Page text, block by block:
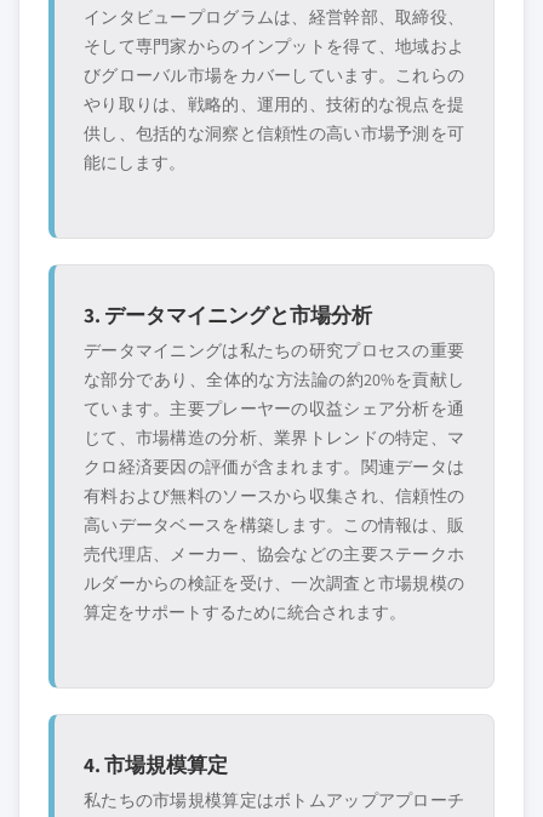
インタビュープログラムは、経営幹部、取締役、
そして専門家からのインプットを得て、地域およ
びグローバル市場をカバーしています。これらの
やり取りは、戦略的、運用的、技術的な視点を提
供し、包括的な洞察と信頼性の高い市場予測を可
能にします。
3. データマイニングと市場分析
データマイニングは私たちの研究プロセスの重要
な部分であり、全体的な方法論の約20%を貢献し
ています。主要プレーヤーの収益シェア分析を通
じて、市場構造の分析、業界トレンドの特定、マ
クロ経済要因の評価が含まれます。関連データは
有料および無料のソースから収集され、信頼性の
高いデータベースを構築します。この情報は、販
売代理店、メーカー、協会などの主要ステークホ
ルダーからの検証を受け、一次調査と市場規模の
算定をサポートするために統合されます。
4. 市場規模算定
私たちの市場規模算定はボトムアップアプローチ